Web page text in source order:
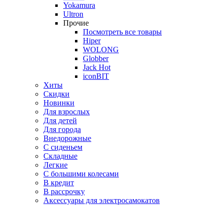
Yokamura
Ultron
Прочие
Посмотреть все товары
Hiper
WOLONG
Globber
Jack Hot
iconBIT
Хиты
Скидки
Новинки
Для взрослых
Для детей
Для города
Внедорожные
С сиденьем
Складные
Легкие
С большими колесами
В кредит
В рассрочку
Аксессуары для электросамокатов